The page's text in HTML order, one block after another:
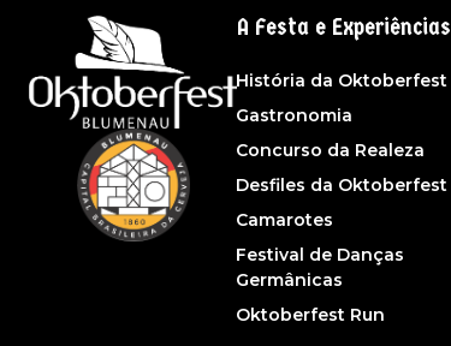
A Festa e Experiências
História da Oktoberfest
Gastronomia
Concurso da Realeza
Desfiles da Oktoberfest
Camarotes
Festival de Danças
Germânicas
Oktoberfest Run